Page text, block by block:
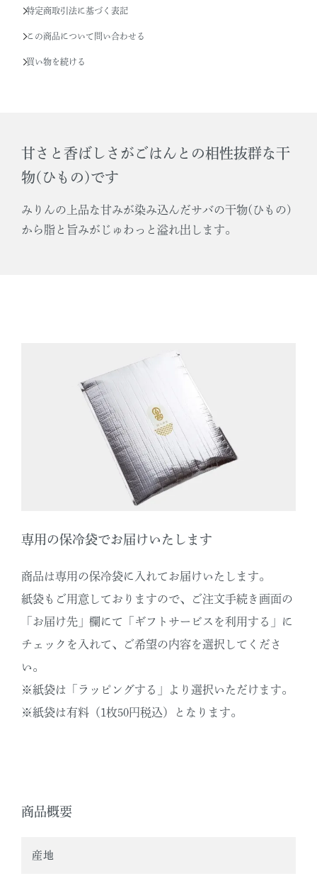
特定商取引法に基づく表記
この商品について問い合わせる
買い物を続ける
甘さと香ばしさがごはんとの相性抜群な干
物(ひもの)です
みりんの上品な甘みが染み込んだサバの干物(ひもの)
から脂と旨みがじゅわっと溢れ出します。
専用の保冷袋でお届けいたします
商品は専用の保冷袋に入れてお届けいたします。
紙袋もご用意しておりますので、ご注文手続き画面の
「お届け先」欄にて「ギフトサービスを利用する」に
チェックを入れて、ご希望の内容を選択してくださ
い。
※紙袋は「ラッピングする」より選択いただけます。
※紙袋は有料（1枚50円税込）となります。
商品概要
産地